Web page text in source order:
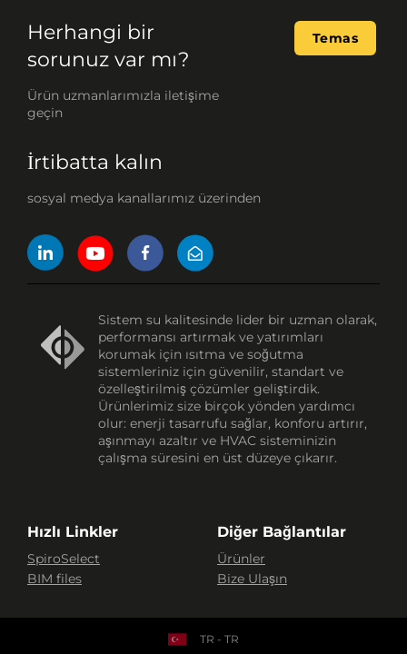
Herhangi bir
sorunuz var mı?
Ürün uzmanlarımızla iletişime
geçin
Temas
İrtibatta kalın
sosyal medya kanallarımız üzerinden
Sistem su kalitesinde lider bir uzman olarak,
performansı artırmak ve yatırımları
korumak için ısıtma ve soğutma
sistemleriniz için güvenilir, standart ve
özelleştirilmiş çözümler geliştirdik.
Ürünlerimiz size birçok yönden yardımcı
olur: enerji tasarrufu sağlar, konforu artırır,
aşınmayı azaltır ve HVAC sisteminizin
çalışma süresini en üst düzeye çıkarır.
Hızlı Linkler
SpiroSelect
BIM files
Diğer Bağlantılar
Ürünler
Bize Ulaşın
TR - TR